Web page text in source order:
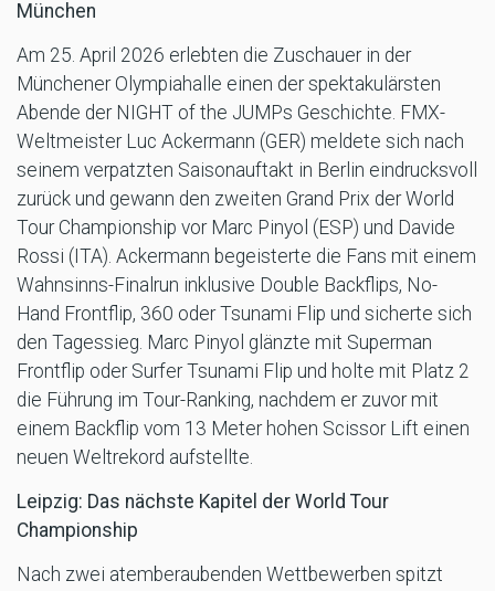
München
Am 25. April 2026 erlebten die Zuschauer in der
Münchener Olympiahalle einen der spektakulärsten
Abende der NIGHT of the JUMPs Geschichte. FMX-
Weltmeister Luc Ackermann (GER) meldete sich nach
seinem verpatzten Saisonauftakt in Berlin eindrucksvoll
zurück und gewann den zweiten Grand Prix der World
Tour Championship vor Marc Pinyol (ESP) und Davide
Rossi (ITA). Ackermann begeisterte die Fans mit einem
Wahnsinns-Finalrun inklusive Double Backflips, No-
Hand Frontflip, 360 oder Tsunami Flip und sicherte sich
den Tagessieg. Marc Pinyol glänzte mit Superman
Frontflip oder Surfer Tsunami Flip und holte mit Platz 2
die Führung im Tour-Ranking, nachdem er zuvor mit
einem Backflip vom 13 Meter hohen Scissor Lift einen
neuen Weltrekord aufstellte.
Leipzig: Das nächste Kapitel der World Tour
Championship
Nach zwei atemberaubenden Wettbewerben spitzt